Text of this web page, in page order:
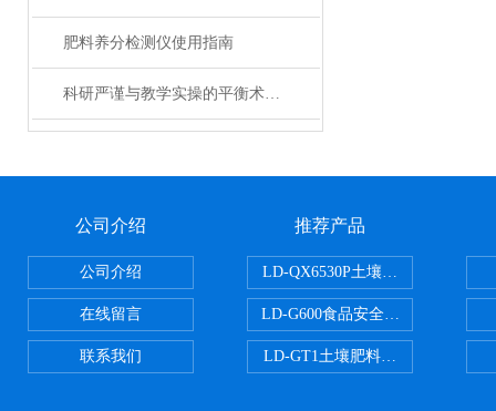
肥料养分检测仪使用指南
科研严谨与教学实操的平衡术：环境科学实验室土壤养分测定仪品牌全景评测
公司介绍
公司介绍
在线留言
联系我们
推荐产品
LD-QX6530P土壤氧化还原电位检
LD-G600食品安全检测仪
LD-GT1土壤肥料养分检测仪